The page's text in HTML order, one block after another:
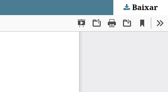
Baixar